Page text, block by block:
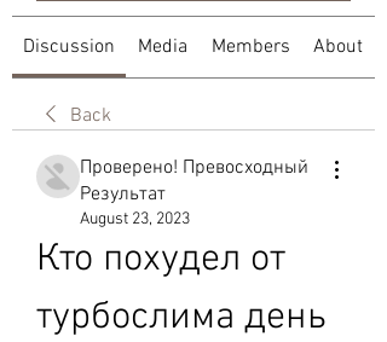
Discussion Media Members About
Back
Проверено! Превосходный
Результат
August 23, 2023
Кто похудел от
турбослима день